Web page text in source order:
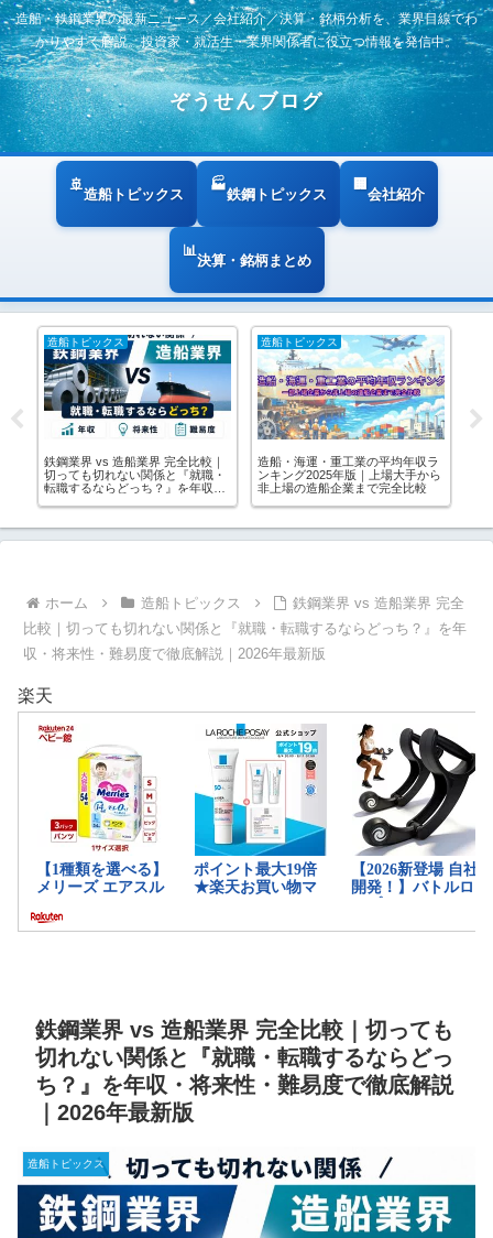
造船・鉄鋼業界の最新ニュース／会社紹介／決算・銘柄分析を、業界目線でわ
かりやすく解説。投資家・就活生・業界関係者に役立つ情報を発信中。
ぞうせんブログ
造船トピックス 鉄鋼トピックス 会社紹介
決算・銘柄まとめ
造船トピックス
鉄鋼業界 vs 造船業界 完全比較｜
切っても切れない関係と『就職・
転職するならどっち？』を年収・
造船トピックス
造船・海運・重工業の平均年収ラ
ンキング2025年版｜上場大手から
非上場の造船企業まで完全比較
ホーム 造船トピックス
鉄鋼業界 vs 造船業界 完全
比較｜切っても切れない関係と『就職・転職するならどっち？』を年
収・将来性・難易度で徹底解説｜2026年最新版
楽天
鉄鋼業界 vs 造船業界 完全比較｜切っても
切れない関係と『就職・転職するならどっ
ち？』を年収・将来性・難易度で徹底解説
｜2026年最新版
造船トピックス